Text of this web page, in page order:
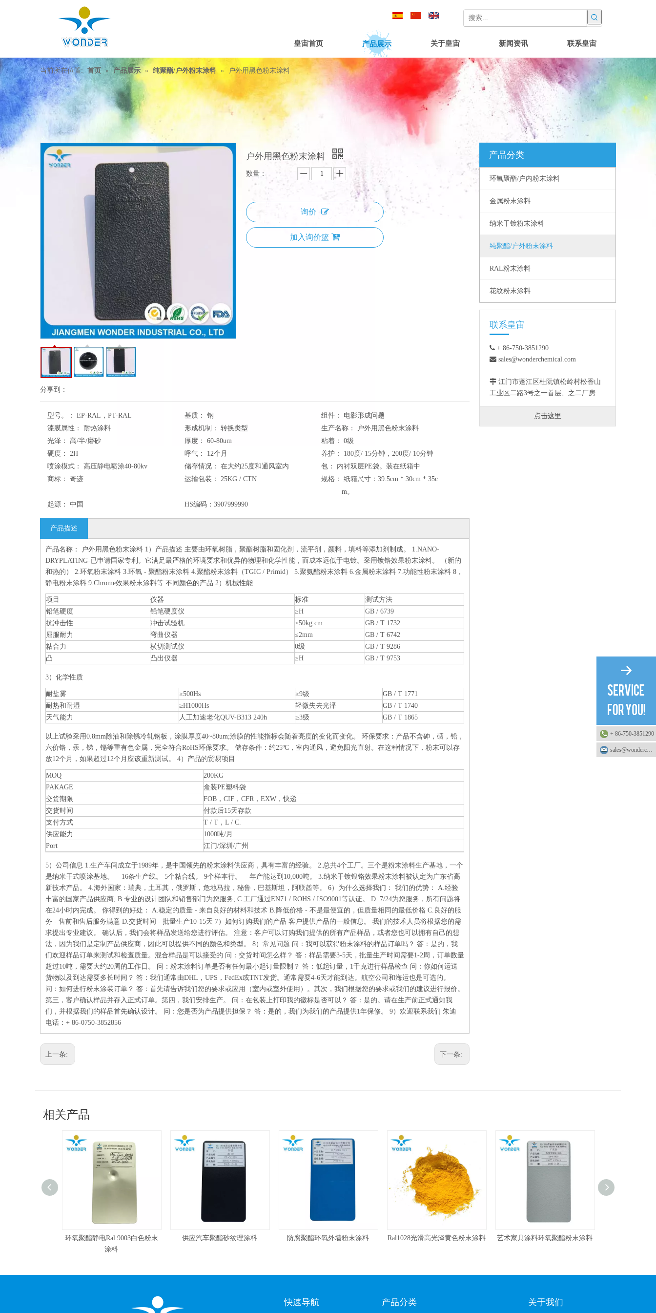
皇宙首页 产品展示 关于皇宙 新闻资讯 联系皇宙
当前所在位置: 首页 » 产品展示 » 纯聚酯/户外粉末涂料 » 户外用黑色粉末涂料
分享到：
户外用黑色粉末涂料
数量：
询价
加入询价篮
型号。： EP-RAL，PT-RAL 基质： 钢 组件：
电影形成问题
漆膜属性：
耐热涂料 形成机制： 转换类型 生产名称：
户外用黑色粉末涂料
光泽：
高/半/磨砂 厚度： 60-80um 粘着：
0级
硬度：
2H 呼气： 12个月 养护：
180度/ 15分钟，200度/ 10分钟
喷涂模式：
高压静电喷涂40-80kv 储存情况： 在大约25度和通风室内 包：
内衬双层PE袋。装在纸箱中
商标：
奇迹 运输包装： 25KG / CTN 规格：
纸箱尺寸：39.5cm * 30cm * 35c
m。
起源：
中国 HS编码： 3907999990
产品描述
产品名称： 户外用黑色粉末涂料 1）产品描述 主要由环氧树脂，聚酯树脂和固化剂，流平剂，颜料，填料等添加剂制成。 1.NANO-
DRYPLATING-已申请国家专利。它满足最严格的环境要求和优异的物理和化学性能，而成本远低于电镀。采用镀铬效果粉末涂料。 （新的
和热的） 2.环氧粉末涂料 3.环氧 - 聚酯粉末涂料 4.聚酯粉末涂料（TGIC / Primid） 5.聚氨酯粉末涂料 6.金属粉末涂料 7.功能性粉末涂料 8，
静电粉末涂料 9.Chrome效果粉末涂料等 不同颜色的产品 2）机械性能
项目 仪器 标准
测试方法
铅笔硬度
铅笔硬度仪 ≥H
GB / 6739
抗冲击性
冲击试验机 ≥50kg.cm
GB / T 1732
屈服耐力
弯曲仪器 ≤2mm
GB / T 6742
粘合力
横切测试仪 0级
GB / T 9286
凸
凸出仪器 ≥H GB / T 9753
3）化学性质
耐盐雾 ≥500Hs ≥9级
GB / T 1771
耐热和耐湿
≥H1000Hs 轻微失去光泽
GB / T 1740
天气能力
人工加速老化QUV-B313 240h ≥3级 GB / T 1865
以上试验采用0.8mm除油和除锈冷轧钢板，涂膜厚度40~80um;涂膜的性能指标会随着亮度的变化而变化。 环保要求：产品不含砷，硒，铅，
六价铬，汞，锑，镉等重有色金属，完全符合RoHS环保要求。 储存条件：约25ºC，室内通风，避免阳光直射。在这种情况下，粉末可以存
放12个月，如果超过12个月应该重新测试。 4）产品的贸易项目
MOQ
200KG
PAKAGE
盒装PE塑料袋
交货期限
FOB，CIF，CFR，EXW，快递
交货时间
付款后15天存款
支付方式
T / T，L / C.
供应能力
1000吨/月
Port
江门/深圳/广州
5）公司信息 1.生产车间成立于1989年，是中国领先的粉末涂料供应商，具有丰富的经验。 2.总共4个工厂。三个是粉末涂料生产基地，一个
是纳米干式喷涂基地。 16条生产线。 5个粘合线。 9个样本行。 年产能达到10,000吨。 3.纳米干镀银铬效果粉末涂料被认定为广东省高
新技术产品。 4.海外国家：瑞典，土耳其，俄罗斯，危地马拉，秘鲁，巴基斯坦，阿联酋等。 6）为什么选择我们： 我们的优势： A.经验
丰富的国家产品供应商; B.专业的设计团队和销售部门为您服务; C.工厂通过EN71 / ROHS / ISO9001等认证。 D. 7/24为您服务，所有问题将
在24小时内完成。 你得到的好处： A.稳定的质量 - 来自良好的材料和技术 B.降低价格 - 不是最便宜的，但质量相同的最低价格 C.良好的服
务 - 售前和售后服务满意 D.交货时间 - 批量生产10-15天 7）如何订购我们的产品 客户提供产品的一般信息。 我们的技术人员将根据您的需
求提出专业建议。 确认后，我们会将样品发送给您进行评估。 注意：客户可以订购我们提供的所有产品样品，或者您也可以拥有自己的想
法，因为我们是定制产品供应商，因此可以提供不同的颜色和类型。 8）常见问题 问：我可以获得粉末涂料的样品订单吗？ 答：是的，我
们欢迎样品订单来测试和检查质量。混合样品是可以接受的 问：交货时间怎么样？ 答：样品需要3-5天，批量生产时间需要1-2周，订单数量
超过10吨，需要大约20周的工作日。 问：粉末涂料订单是否有任何最小起订量限制？ 答：低起订量，1千克进行样品检查 问：你如何运送
货物以及到达需要多长时间？ 答：我们通常由DHL，UPS，FedEx或TNT发货。通常需要4-6天才能到达。航空公司和海运也是可选的。
问：如何进行粉末涂装订单？ 答：首先请告诉我们您的要求或应用（室内或室外使用）。其次，我们根据您的要求或我们的建议进行报价。
第三，客户确认样品并存入正式订单。第四，我们安排生产。 问：在包装上打印我的徽标是否可以？ 答：是的。请在生产前正式通知我
们，并根据我们的样品首先确认设计。 问：您是否为产品提供担保？ 答：是的，我们为我们的产品提供1年保修。 9）欢迎联系我们 朱迪
电话：+ 86-0750-3852856
上一条: 下一条:
产品分类
环氧聚酯/户内粉末涂料
金属粉末涂料
纳米干镀粉末涂料
纯聚酯/户外粉末涂料
RAL粉末涂料
花纹粉末涂料
联系皇宙
 + 86-750-3851290
 sales@wonderchemical.com
 江门市蓬江区杜阮镇松岭村松香山
工业区二路3号之一首层、之二厂房
点击这里
相关产品
环氧聚酯静电Ral 9003白色粉末
供应汽车聚酯砂纹理涂料 防腐聚酯环氧外墙粉末涂料 Ral1028光滑高光泽黄色粉末涂料 艺术家具涂料环氧聚酯粉末涂料 镀铬银镜银色浴室配件粉
快速导航 产品分类 关于我们
+ 86-750-3851290
sales@wonderchemical.com